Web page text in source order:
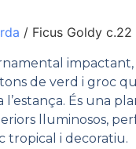
/ Ficus Goldy c.22
de verd i groc
l’estança. És una
lluminosos,
tropical i decoratiu.